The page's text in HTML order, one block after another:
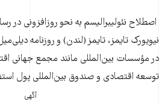
اصطلاح نئولیبرالیسم به نحو روزافزونی در
نیویورک تایمز، تایمز (لندن) و روزنامه
در مؤسسات بین‌المللی مانند مجمع جهانی
توسعه اقتصادی و صندوق بین‌المللی پول
آگهی